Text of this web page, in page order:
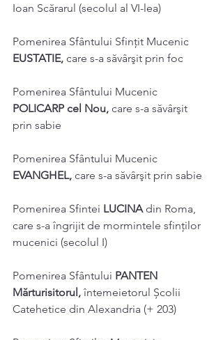
Ioan Scărarul (secolul al VI-lea)
Pomenirea Sfântului Sfințit Mucenic
EUSTATIE, care s-a săvârşit prin foc
Pomenirea Sfântului Mucenic
POLICARP cel Nou, care s-a săvârşit
prin sabie
Pomenirea Sfântului Mucenic
EVANGHEL, care s-a săvârşit prin sabie
Pomenirea Sfintei LUCINA din Roma,
care s-a îngrijit de mormintele sfinților
mucenici (secolul I)
Pomenirea Sfântului PANTEN
Mărturisitorul, întemeietorul Școlii
Catehetice din Alexandria (+ 203)